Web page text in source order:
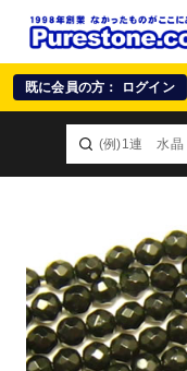
既に会員の方： ログイン